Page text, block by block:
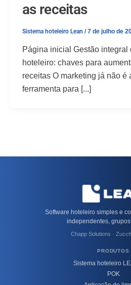
as receitas
Sistema hoteleiro Lean /7 de julho de
Página inicial Gestão integral
hoteleiro: chaves para
receitas O marketing já não é
ferramenta para [...]
Software hoteleiro simples e
independentes,
Chapp Solutions ·
PRODUTOS
Sistema hoteleiro
POK